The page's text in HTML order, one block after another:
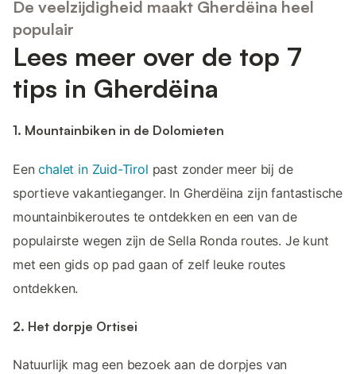
De veelzijdigheid maakt Gherdëina heel
populair
Lees meer over de top 7
tips in Gherdëina
1. Mountainbiken in de Dolomieten
Eenchalet in Zuid-Tirol past zonder meer bij de
sportieve vakantieganger. In Gherdëina zijn fantastische
mountainbikeroutes te ontdekken en een van de
populairste wegen zijn de Sella Ronda routes. Je kunt
met een gids op pad gaan of zelf leuke routes
ontdekken.
2. Het dorpje Ortisei
Natuurlijk mag een bezoek aan de dorpjes van